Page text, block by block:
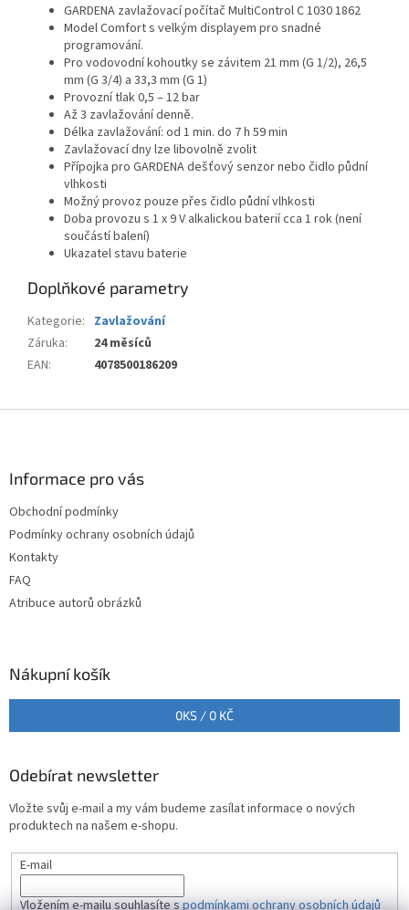
GARDENA zavlažovací počítač MultiControl C 1030 1862
Model Comfort s velkým displayem pro snadné
programování.
Pro vodovodní kohoutky se závitem 21 mm (G 1/2), 26,5
mm (G 3/4) a 33,3 mm (G 1)
Provozní tlak 0,5 – 12 bar
Až 3 zavlažování denně.
Délka zavlažování: od 1 min. do 7 h 59 min
Zavlažovací dny lze libovolně zvolit
Přípojka pro GARDENA dešťový senzor nebo čidlo půdní
vlhkosti
Možný provoz pouze přes čidlo půdní vlhkosti
Doba provozu s 1 x 9 V alkalickou baterií cca 1 rok (není
součástí balení)
Ukazatel stavu baterie
Doplňkové parametry
Kategorie: Zavlažování
Záruka:
24 měsíců
EAN: 4078500186209
Informace pro vás
Obchodní podmínky
Podmínky ochrany osobních údajů
Kontakty
FAQ
Atribuce autorů obrázků
Nákupní košík
0KS / 0 KČ
Odebírat newsletter
Vložte svůj e-mail a my vám budeme zasílat informace o nových
produktech na našem e-shopu.
E-mail
Vložením e-mailu souhlasíte spodmínkami ochrany osobních údajů